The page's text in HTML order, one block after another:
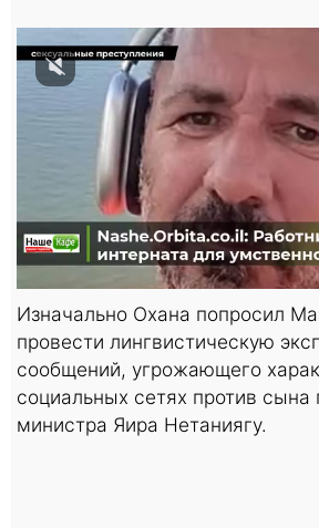
Изначально Охана попросил
провести лингвистическую
сообщений, угрожающего
социальных сетях против сына
министра Яира Нетаниягу.